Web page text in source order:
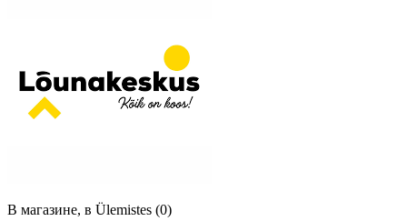
В магазине, в Ülemistes (0)